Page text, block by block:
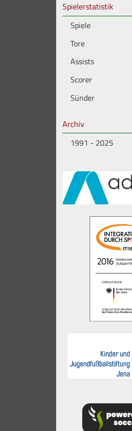
Spielerstatistik
Spiele
Tore
Assists
Scorer
Sünder
Archiv
1991 - 2025